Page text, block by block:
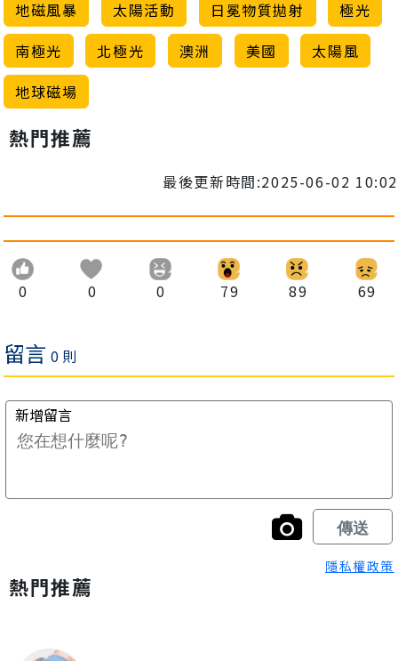
地磁風暴 太陽活動 日冕物質拋射
極光
南極光
北極光 澳洲 美國
太陽風
地球磁場
熱門推薦
最後更新時間:2025-06-02 10:02
0 0 0 79 89 69
隱私權政策
熱門推薦